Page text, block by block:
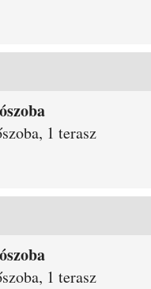
1 terasz
1 terasz